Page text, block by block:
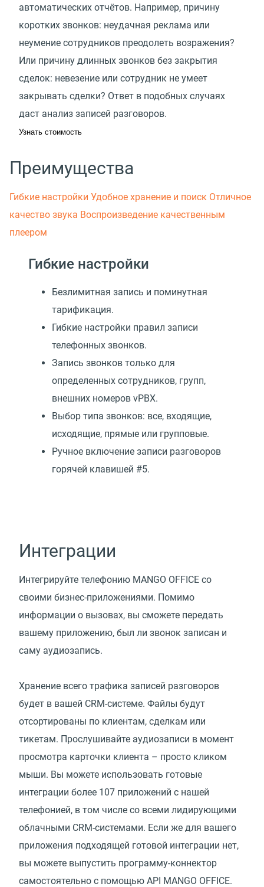
автоматических отчётов. Например, причину
коротких звонков: неудачная реклама или
неумение сотрудников преодолеть возражения?
Или причину длинных звонков без закрытия
сделок: невезение или сотрудник не умеет
закрывать сделки? Ответ в подобных случаях
даст анализ записей разговоров.
Узнать стоимость
Преимущества
Гибкие настройки Удобное хранение и поиск Отличное
качество звука Воспроизведение качественным
плеером
Гибкие настройки
Безлимитная запись и поминутная
тарификация.
Гибкие настройки правил записи
телефонных звонков.
Запись звонков только для
определенных сотрудников, групп,
внешних номеров vPBX.
Выбор типа звонков: все, входящие,
исходящие, прямые или групповые.
Ручное включение записи разговоров
горячей клавишей #5.
Интеграции
Интегрируйте телефонию MANGO OFFICE со
своими бизнес-приложениями. Помимо
информации о вызовах, вы сможете передать
вашему приложению, был ли звонок записан и
саму аудиозапись.
Хранение всего трафика записей разговоров
будет в вашей CRM-системе. Файлы будут
отсортированы по клиентам, сделкам или
тикетам. Прослушивайте аудиозаписи в момент
просмотра карточки клиента – просто кликом
мыши. Вы можете использовать готовые
интеграции более 107 приложений с нашей
телефонией, в том числе со всеми лидирующими
облачными CRM-системами. Если же для вашего
приложения подходящей готовой интеграции нет,
вы можете выпустить программу-коннектор
самостоятельно с помощью API MANGO OFFICE.